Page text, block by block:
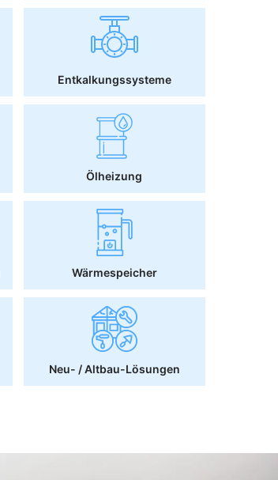
Entkalkungssysteme
Ölheizung
Wärmespeicher
Neu- / Altbau-Lösungen